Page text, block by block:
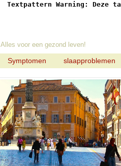
Textpattern Warning: Deze
Alles voor een gezond leven!
Symptomen slaapproblemen